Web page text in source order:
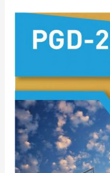
ЗЕРНОСУШИЛКА
PGD-
2209